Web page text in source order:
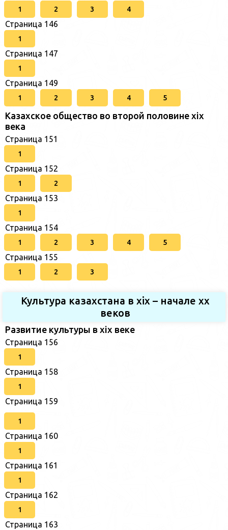
1 2 3 4
Страница 146
1
Страница 147
1
Страница 149
1 2 3 4 5
Казахское общество во второй половине хіх
века
Страница 151
1
Страница 152
1 2
Страница 153
1
Страница 154
1 2 3 4 5
Страница 155
1 2 3
Культура казахстана в xix – начале хх
веков
Развитие культуры в xix веке
Страница 156
1
Страница 158
1
Страница 159
1
Страница 160
1
Страница 161
1
Страница 162
1
Страница 163